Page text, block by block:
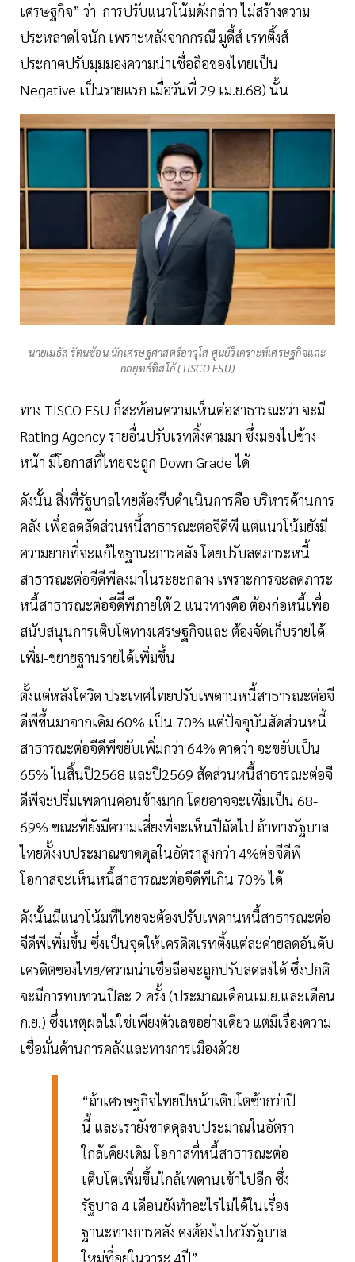
เศรษฐกิจ” ว่า การปรับแนวโน้มดังกล่าว ไม่สร้างความ
ประหลาดใจนัก เพราะหลังจากกรณี มูดี้ส์ เรทติ้งส์
ประกาศปรับมุมมองความน่าเชื่อถือของไทยเป็น
Negative เป็นรายแรก เมื่อวันที่ 29 เม.ย.68) นั้น
นายเมธัส รัตนซ้อน นักเศรษฐศาสตร์อาวุโส ศูนย์วิเคราะห์เศรษฐกิจและ
กลยุทธ์ทิสโก้ (TISCO ESU)
ทาง TISCO ESU ก็สะท้อนความเห็นต่อสาธารณะว่า จะมี
Rating Agency รายอื่นปรับเรทติ้งตามมา ซึ่งมองไปข้าง
หน้า มีโอกาสที่ไทยจะถูก Down Grade ได้
ดังนั้น สิ่งที่รัฐบาลไทยต้องรีบดำเนินการคือ บริหารด้านการ
คลัง เพื่อลดสัดส่วนหนี้สาธารณะต่อจีดีพี แต่แนวโน้มยังมี
ความยากที่จะแก้ไขฐานะการคลัง โดยปรับลดภาระหนี้
สาธารณะต่อจีดีพีลงมาในระยะกลาง เพราะการจะลดภาระ
หนี้สาธารณะต่อจีดีีพีภายใต้ 2 แนวทางคือ ต้องก่อหนี้เพื่อ
สนับสนุนการเติบโตทางเศรษฐกิจและ ต้องจัดเก็บรายได้
เพิ่ม-ขยายฐานรายได้เพิ่มขึ้น
ตั้งแต่หลังโควิด ประเทศไทยปรับเพดานหนี้สาธารณะต่อจี
ดีพีขึ้นมาจากเดิม 60% เป็น 70% แต่ปัจจุบันสัดส่วนหนี้
สาธารณะต่อจีดีพีขยับเพิ่มกว่า 64% คาดว่า จะขยับเป็น
65% ในสิ้นปี2568 และปี2569 สัดส่วนหนี้สาธารณะต่อจี
ดีพีจะปริ่มเพดานค่อนข้างมาก โดยอาจจะเพิ่มเป็น 68-
69% ขณะที่ยังมีความเสี่ยงที่จะเห็นปีถัดไป ถ้าทางรัฐบาล
ไทยตั้งงบประมาณขาดดุลในอัตราสูงกว่า 4%ต่อจีดีพี
โอกาสจะเห็นหนี้สาธารณะต่อจีดีพีเกิน 70% ได้
ดังนั้นมีแนวโน้มที่ไทยจะต้องปรับเพดานหนี้สาธารณะต่อ
จีดีพีเพิ่มขึ้น ซึ่งเป็นจุดให้เครดิตเรทติ้งแต่ละค่ายลดอันดับ
เครดิตของไทย/ความน่าเชื่อถือจะถูกปรับลดลงได้ ซึ่งปกติ
จะมีการทบทวนปีละ 2 ครั้ง (ประมาณเดือนเม.ย.และเดือน
ก.ย.) ซึ่งเหตุผลไม่ใช่เพียงตัวเลขอย่างเดียว แต่มีเรื่องความ
เชื่อมั่นด้านการคลังและทางการเมืองด้วย
“ถ้าเศรษฐกิจไทยปีหน้าเติบโตช้ากว่าปี
นี้ และเรายังขาดดุลงบประมาณในอัตรา
ใกล้เคียงเดิม โอกาสที่หนี้สาธารณะต่อ
เติบโตเพิ่มขึ้นใกล้เพดานเข้าไปอีก ซึ่ง
รัฐบาล 4 เดือนยังทำอะไรไม่ได้ในเรื่อง
ฐานะทางการคลัง คงต้องไปหวังรัฐบาล
ใหม่ที่อยู่ในวาระ 4ปี”